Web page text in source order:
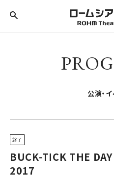
公演・
終了
BUCK-TICK THE
2017